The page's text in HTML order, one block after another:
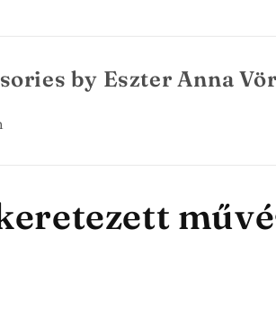
by Eszter Anna